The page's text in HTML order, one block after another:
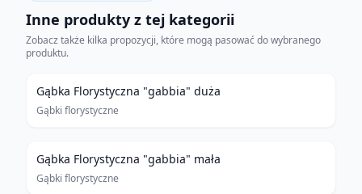
Inne produkty z tej kategorii
Zobacz także kilka propozycji, które mogą pasować do wybranego
produktu.
Gąbka Florystyczna "gabbia" duża
Gąbki florystyczne
Gąbka Florystyczna "gabbia" mała
Gąbki florystyczne